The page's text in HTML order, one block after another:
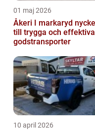
01 maj 2026
Åkeri I markaryd nyckeln
till trygga och effektiva
godstransporter
10 april 2026